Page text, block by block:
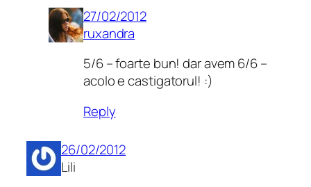
27/02/2012
ruxandra
5/6 – foarte bun! dar avem 6/6 –
acolo e castigatorul! :)
Reply
26/02/2012
Lili